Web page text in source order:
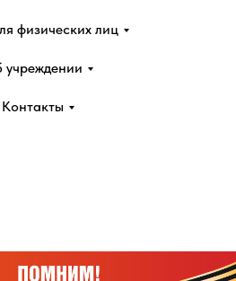
физических лиц
Контакты